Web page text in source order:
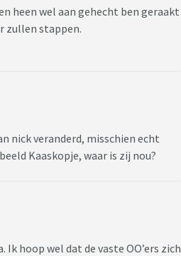
heen wel aan gehecht ben geraakt
zullen stappen.
nick veranderd, misschien echt
Kaaskopje, waar is zij nou?
hoop wel dat de vaste OO’ers zich